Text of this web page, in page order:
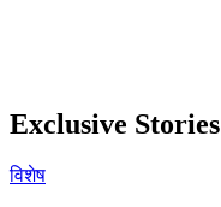
Exclusive Stories
विशेष